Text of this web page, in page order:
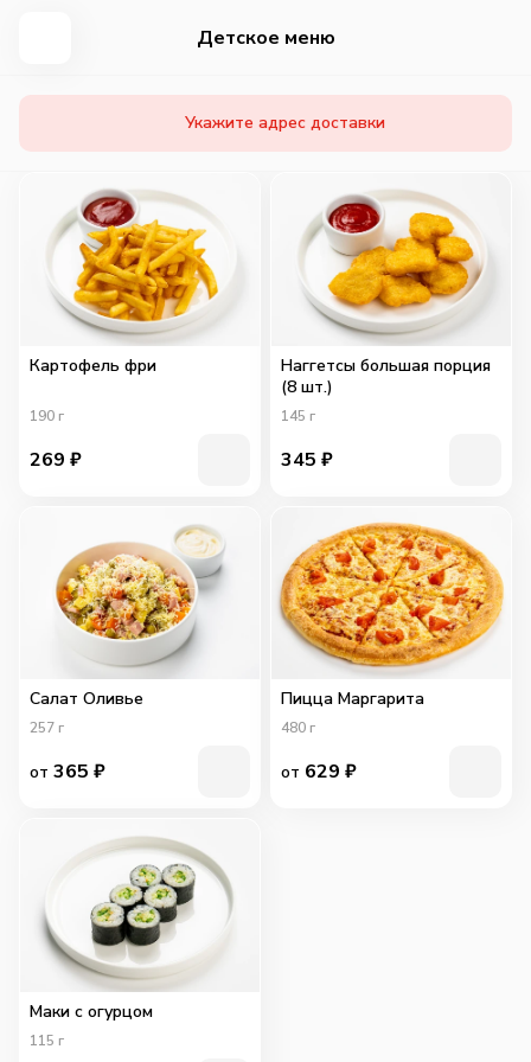
Детское меню
Укажите адрес доставки
Картофель фри
190 г
269 ₽
Наггетсы большая порция
(8 шт.)
145 г
345 ₽
Салат Оливье
257 г
от 365 ₽
Пицца Маргарита
480 г
от 629 ₽
Маки с огурцом
115 г